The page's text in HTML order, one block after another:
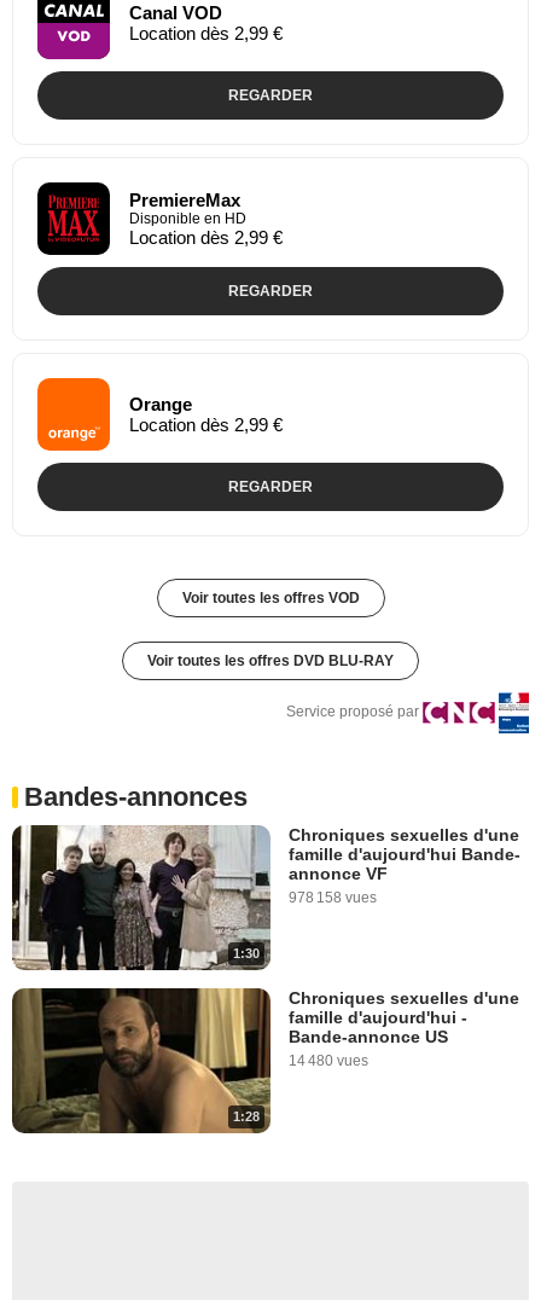
Canal VOD
Location dès 2,99 €
REGARDER
PremiereMax
Disponible en HD
Location dès 2,99 €
REGARDER
Orange
Location dès 2,99 €
REGARDER
Voir toutes les offres VOD
Voir toutes les offres DVD BLU-RAY
Service proposé par
Bandes-annonces
1:30
Chroniques sexuelles d'une
famille d'aujourd'hui Bande-
annonce VF
978 158 vues
1:28
Chroniques sexuelles d'une
famille d'aujourd'hui -
Bande-annonce US
14 480 vues